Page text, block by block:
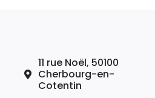
11 rue Noël, 50100
Cherbourg-en-
Cotentin